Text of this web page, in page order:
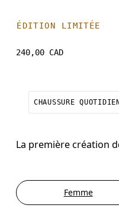
ÉDITION LIMITÉE
240,00 CAD
CHAUSSURE
La première création
Femme